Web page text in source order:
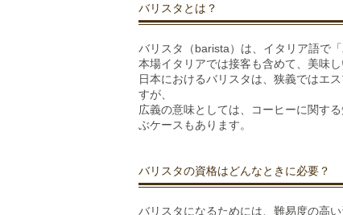
バリスタとは？
バリスタ（barista）は、イタリア語で
本場イタリアでは接客も含めて、美味
日本におけるバリスタは、狭義ではエ
すが、
広義の意味としては、コーヒーに関す
ぶケースもあります。
バリスタの資格はどんなときに必要？
バリスタになるためには、難易度の高